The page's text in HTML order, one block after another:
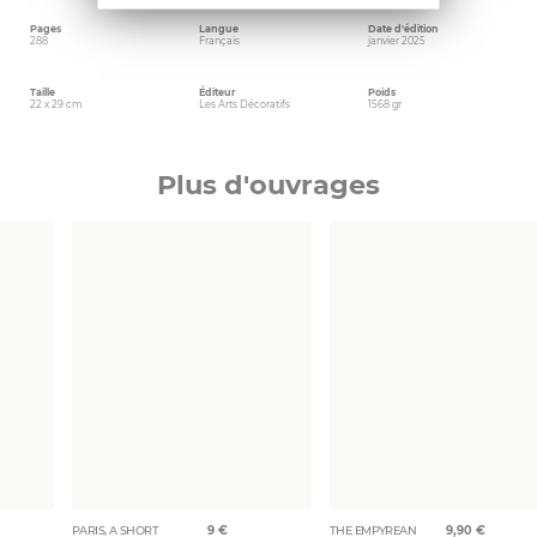
Pages
288
Langue
Français
Date d'édition
janvier 2025
Taille
22 x 29 cm
Éditeur
Les Arts Décoratifs
Poids
1568 gr
Plus d'ouvrages
PARIS, A SHORT 9 € THE EMPYREAN 9,90 €